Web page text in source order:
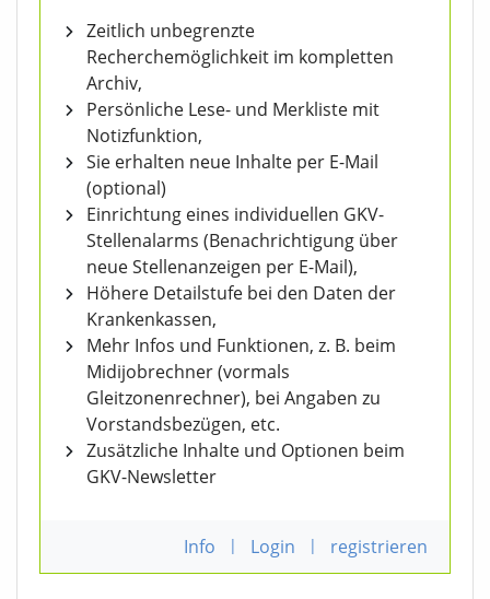
Zeitlich unbegrenzte
Recherchemöglichkeit im kompletten
Archiv,
Persönliche Lese- und Merkliste mit
Notizfunktion,
Sie erhalten neue Inhalte per E-Mail
(optional)
Einrichtung eines individuellen GKV-
Stellenalarms (Benachrichtigung über
neue Stellenanzeigen per E-Mail),
Höhere Detailstufe bei den Daten der
Krankenkassen,
Mehr Infos und Funktionen, z. B. beim
Midijobrechner (vormals
Gleitzonenrechner), bei Angaben zu
Vorstandsbezügen, etc.
Zusätzliche Inhalte und Optionen beim
GKV-Newsletter
Info | Login | registrieren